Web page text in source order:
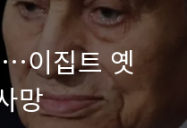
이집트 옛
망